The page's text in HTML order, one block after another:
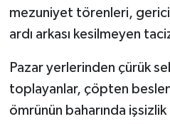
mezuniyet törenleri,
ardı arkası kesilmeyen
Pazar yerlerinden çürük
toplayanlar, çöpten
ömrünün baharında